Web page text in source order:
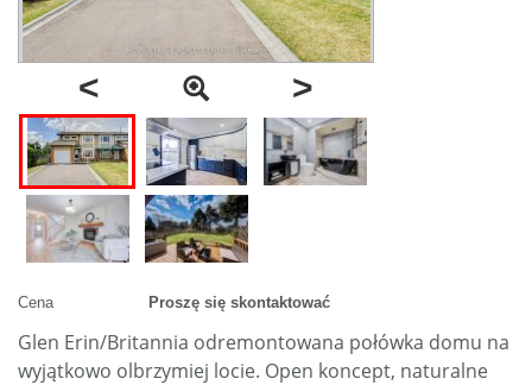
< >
Cena Proszę się skontaktować
Glen Erin/Britannia odremontowana połówka domu na
wyjątkowo olbrzymiej locie. Open koncept, naturalne